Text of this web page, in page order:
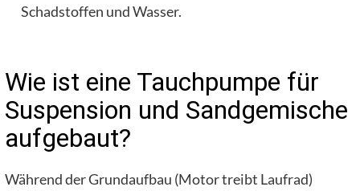
Schadstoffen und Wasser.
Wie ist eine Tauchpumpe für
Suspension und Sandgemische
aufgebaut?
Während der Grundaufbau (Motor treibt Laufrad)